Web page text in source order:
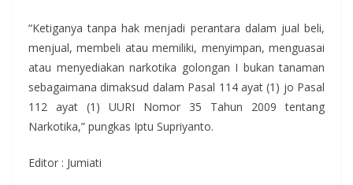
“Ketiganya tanpa hak menjadi perantara dalam jual beli,
menjual, membeli atau memiliki, menyimpan, menguasai
atau menyediakan narkotika golongan I bukan tanaman
sebagaimana dimaksud dalam Pasal 114 ayat (1) jo Pasal
112 ayat (1) UURI Nomor 35 Tahun 2009 tentang
Narkotika,” pungkas Iptu Supriyanto.
Editor : Jumiati